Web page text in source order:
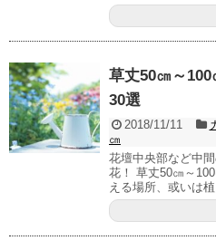
草丈50㎝～
30選
2018/11/11
㎝
花壇中央部など中
花！ 草丈50㎝～
える場所、或いは